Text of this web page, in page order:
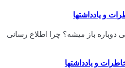
و یادداشتها
دوباره باز میشه؟ چرا اطلاع رسانی
و یادداشتها